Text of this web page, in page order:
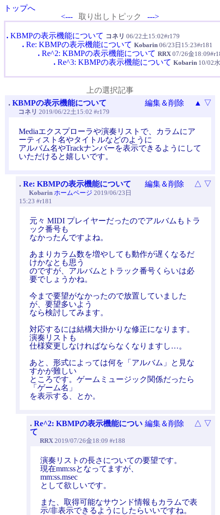
トップへ
<---
取り出しトピック --->
. KBMPの表示機能について コネリ 06/22土15:02#r179
. Re: KBMPの表示機能について Kobarin 06/23日15:23#r181
. Re^2: KBMPの表示機能について RRX 07/26金
. Re^3: KBMPの表示機能について Kobarin 10/02
上の選択記事
. KBMPの表示機能について
コネリ 2019/06/22土15:02 #r179
編集＆削除 ▲ ▽
Mediaエクスプローラや演奏リストで、カラムにア
ーティスト名やタイトルなどのように
アルバム名やTrackナンバーを表示できるようにして
いただけると嬉しいです。
. Re: KBMPの表示機能について
Kobarin ホームページ 2019/06/23日
15:23 #r181
編集＆削除 △ ▽
元々 MIDI プレイヤーだったのでアルバムもトラ
ック番号も
なかったんですよね。
あまりカラム数を増やしても動作が遅くなるだ
けかなとも思う
のですが、アルバムとトラック番号くらいは必
要でしょうかね。
今まで要望がなかったので放置していました
が、要望多いよう
なら検討してみます。
対応するには結構大掛かりな修正になります。
演奏リストも
仕様変更しなければならなくなりますし…。
あと、形式によっては何を「アルバム」と見な
すかが難しい
ところです。ゲームミュージック関係だったら
「ゲーム名」
を表示する、とか。
. Re^2: KBMPの表示機能につい
て
RRX 2019/07/26金18:09 #r188
編集＆削除 △ ▽
演奏リストの長さについての要望です。
現在mm:ssとなってますが、
mm:ss.msec
として欲しいです。
また、取得可能なサウンド情報もカラムで表
示/非表示できるようにしたらいいですね。